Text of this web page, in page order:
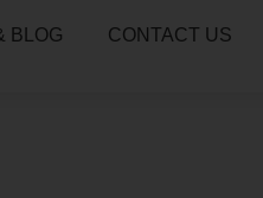
BLOG CONTACT US